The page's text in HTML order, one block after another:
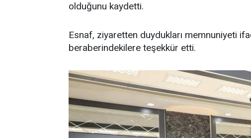
olduğunu kaydetti.
Esnaf, ziyaretten duydukları memnuniyeti
beraberindekilere teşekkür etti.